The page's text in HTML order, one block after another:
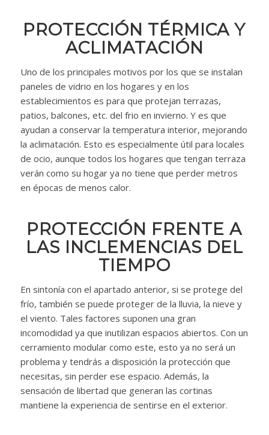
PROTECCIÓN TÉRMICA Y
ACLIMATACIÓN
Uno de los principales motivos por los que se instalan
paneles de vidrio en los hogares y en los
establecimientos es para que protejan terrazas,
patios, balcones, etc. del frio en invierno. Y es que
ayudan a conservar la temperatura interior, mejorando
la aclimatación. Esto es especialmente útil para locales
de ocio, aunque todos los hogares que tengan terraza
verán como su hogar ya no tiene que perder metros
en épocas de menos calor.
PROTECCIÓN FRENTE A
LAS INCLEMENCIAS DEL
TIEMPO
En sintonía con el apartado anterior, si se protege del
frío, también se puede proteger de la lluvia, la nieve y
el viento. Tales factores suponen una gran
incomodidad ya que inutilizan espacios abiertos. Con un
cerramiento modular como este, esto ya no será un
problema y tendrás a disposición la protección que
necesitas, sin perder ese espacio. Además, la
sensación de libertad que generan las cortinas
mantiene la experiencia de sentirse en el exterior.